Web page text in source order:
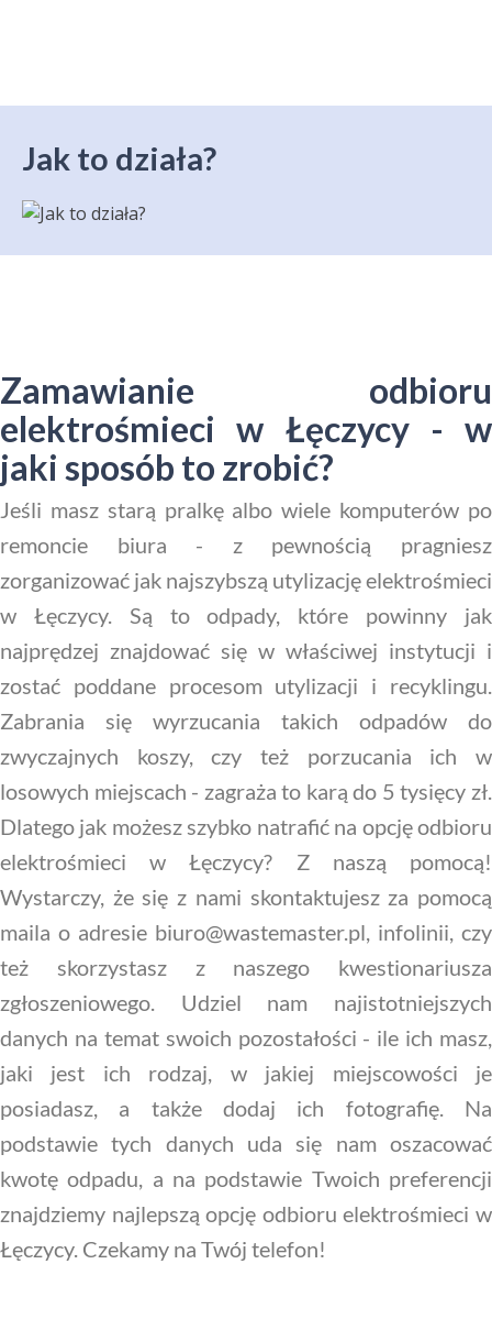
Jak to działa?
Zamawianie odbioru
elektrośmieci w Łęczycy - w
jaki sposób to zrobić?
Jeśli masz starą pralkę albo wiele komputerów po
remoncie biura - z pewnością pragniesz
zorganizować jak najszybszą utylizację elektrośmieci
w Łęczycy. Są to odpady, które powinny jak
najprędzej znajdować się w właściwej instytucji i
zostać poddane procesom utylizacji i recyklingu.
Zabrania się wyrzucania takich odpadów do
zwyczajnych koszy, czy też porzucania ich w
losowych miejscach - zagraża to karą do 5 tysięcy zł.
Dlatego jak możesz szybko natrafić na opcję odbioru
elektrośmieci w Łęczycy? Z naszą pomocą!
Wystarczy, że się z nami skontaktujesz za pomocą
maila o adresie biuro@wastemaster.pl, infolinii, czy
też skorzystasz z naszego kwestionariusza
zgłoszeniowego. Udziel nam najistotniejszych
danych na temat swoich pozostałości - ile ich masz,
jaki jest ich rodzaj, w jakiej miejscowości je
posiadasz, a także dodaj ich fotografię. Na
podstawie tych danych uda się nam oszacować
kwotę odpadu, a na podstawie Twoich preferencji
znajdziemy najlepszą opcję odbioru elektrośmieci w
Łęczycy. Czekamy na Twój telefon!